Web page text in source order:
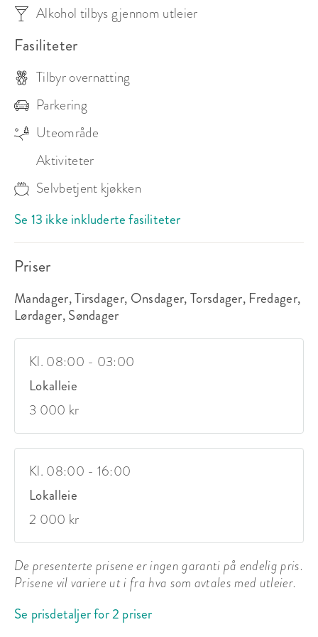
Alkohol tilbys gjennom utleier
Fasiliteter
Tilbyr overnatting
Parkering
Uteområde
Aktiviteter
Selvbetjent kjøkken
Se 13 ikke inkluderte fasiliteter
Priser
Mandager, Tirsdager, Onsdager, Torsdager, Fredager,
Lørdager, Søndager
Kl. 08:00 - 03:00
Lokalleie
3 000 kr
Kl. 08:00 - 16:00
Lokalleie
2 000 kr
De presenterte prisene er ingen garanti på endelig pris.
Prisene vil variere ut i fra hva som avtales med utleier.
Se prisdetaljer for 2 priser